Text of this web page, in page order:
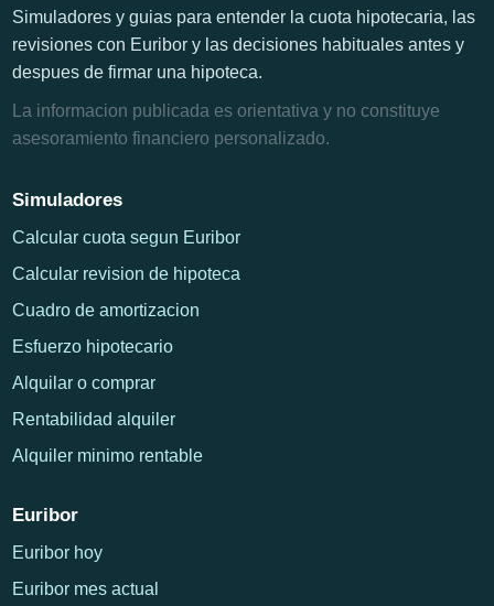
Simuladores y guias para entender la cuota hipotecaria, las
revisiones con Euribor y las decisiones habituales antes y
despues de firmar una hipoteca.
La informacion publicada es orientativa y no constituye
asesoramiento financiero personalizado.
Simuladores
Calcular cuota segun Euribor
Calcular revision de hipoteca
Cuadro de amortizacion
Esfuerzo hipotecario
Alquilar o comprar
Rentabilidad alquiler
Alquiler minimo rentable
Euribor
Euribor hoy
Euribor mes actual